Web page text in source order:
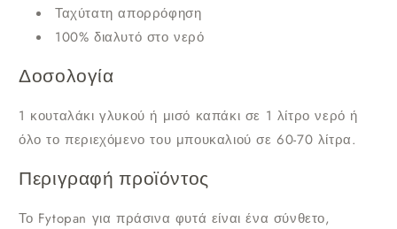
Ταχύτατη απορρόφηση
100% διαλυτό στο νερό
Δοσολογία
1 κουταλάκι γλυκού ή μισό καπάκι σε 1 λίτρο νερό ή
όλο το περιεχόμενο του μπουκαλιού σε 60-70 λίτρα.
Περιγραφή προϊόντος
Το Fytopan για πράσινα φυτά είναι ένα σύνθετο,